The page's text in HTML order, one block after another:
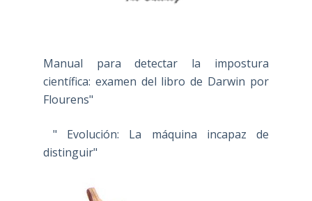
Manual para detectar la impostura
científica: examen del libro de Darwin por
Flourens"
" Evolución: La máquina incapaz de
distinguir"